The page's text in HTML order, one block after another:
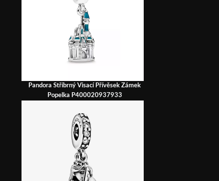
Pandora Stříbrný Visací Přívěsek Zámek
Popelka P400020937933